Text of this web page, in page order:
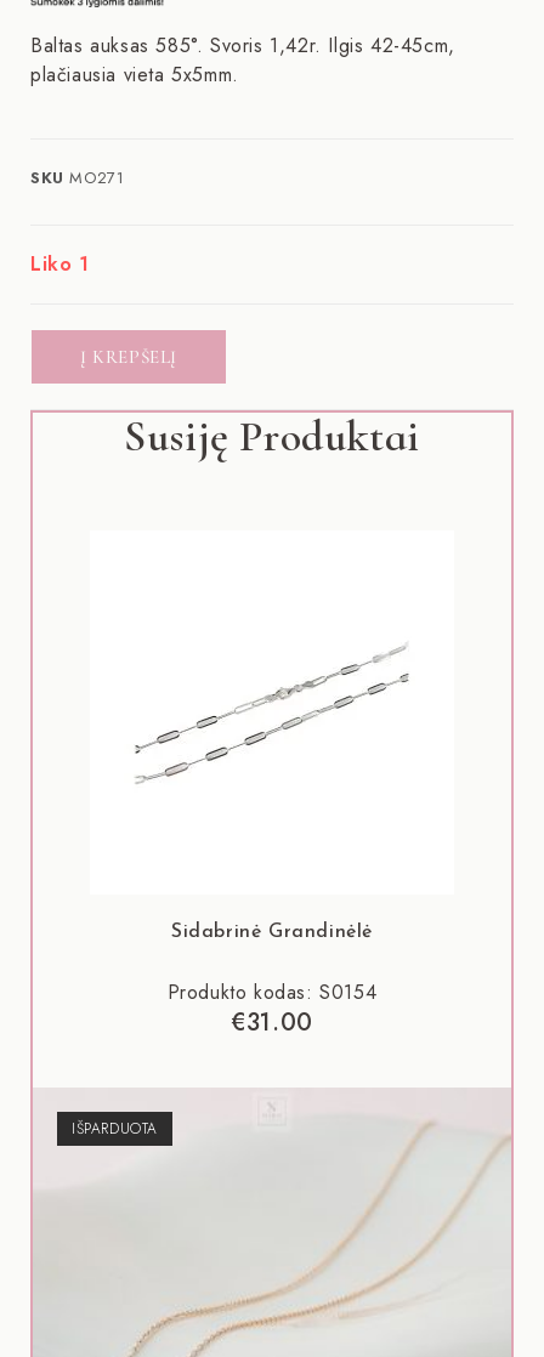
Baltas auksas 585°. Svoris 1,42r. Ilgis 42-45cm,
plačiausia vieta 5x5mm.
SKUMO271
Liko 1
Į KREPŠELĮ
Susiję Produktai
Sidabrinė Grandinėlė
Produkto kodas: S0154
€31.00
IŠPARDUOTA